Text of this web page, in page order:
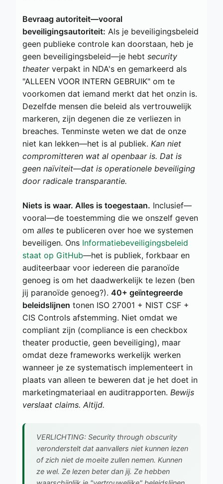
Bevraag autoriteit—vooral
beveiligingsautoriteit: Als je beveiligingsbeleid
geen publieke controle kan doorstaan, heb je
geen beveiligingsbeleid—je hebt security
theaterverpakt in NDA's en gemarkeerd als
"ALLEEN VOOR INTERN GEBRUIK" om te
voorkomen dat iemand merkt dat het onzin is.
Dezelfde mensen die beleid als vertrouwelijk
markeren, zijn degenen die ze verliezen in
breaches. Tenminste weten we dat de onze
niet kan lekken—het is al publiek. Kan niet
compromitteren wat al openbaar is. Dat is
geen naïviteit—dat is operationele beveiliging
door radicale transparantie.
Niets is waar. Alles is toegestaan. Inclusief—
vooral—de toestemming die we onszelf geven
om alles te publiceren over hoe we systemen
beveiligen. Ons Informatiebeveiligingsbeleid
staat op GitHub—het is publiek, forkbaar en
auditeerbaar voor iedereen die paranoïde
genoeg is om het daadwerkelijk te lezen (ben
jij paranoïde genoeg?). 40+ geïntegreerde
beleidslijnen tonen ISO 27001 + NIST CSF +
CIS Controls afstemming. Niet omdat we
compliant zijn (compliance is een checkbox
theater productie, geen beveiliging), maar
omdat deze frameworks werkelijk werken
wanneer je ze systematisch implementeert in
plaats van alleen te beweren dat je het doet in
marketingmateriaal en auditrapporten. Bewijs
verslaat claims. Altijd.
VERLICHTING: Security through obscurity
veronderstelt dat aanvallers niet kunnen lezen
of zich niet de moeite zullen nemen. Kunnen
ze wel. Ze lezen beter dan jij. Ze hebben